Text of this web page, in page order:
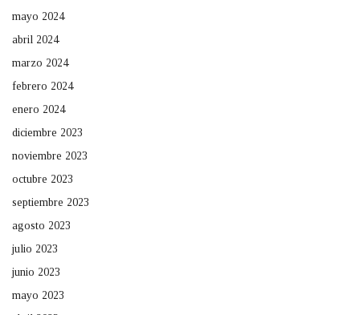
mayo 2024
abril 2024
marzo 2024
febrero 2024
enero 2024
diciembre 2023
noviembre 2023
octubre 2023
septiembre 2023
agosto 2023
julio 2023
junio 2023
mayo 2023